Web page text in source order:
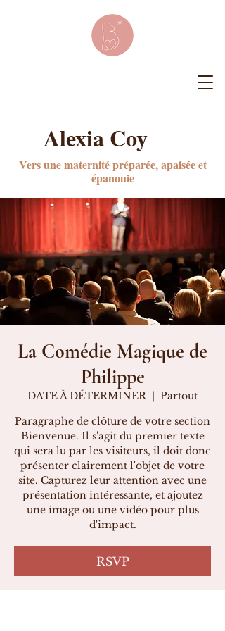
Vers une maternité préparée, apaisée et
épanouie
Alexia Coy
La Comédie Magique de
Philippe
DATE À DÉTERMINER
  |
Partout
Paragraphe de clôture de votre section
Bienvenue. Il s'agit du premier texte
qui sera lu par les visiteurs, il doit donc
présenter clairement l'objet de votre
site. Capturez leur attention avec une
présentation intéressante, et ajoutez
une image ou une vidéo pour plus
d'impact.
RSVP